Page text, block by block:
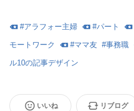
#アラフォー主婦 #パート
モートワーク #ママ友 #事務職
ル10の記事デザイン
いいね リブログ